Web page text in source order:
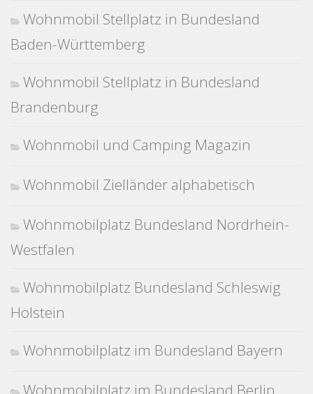
Wohnmobil Stellplatz in Bundesland
Baden-Württemberg
Wohnmobil Stellplatz in Bundesland
Brandenburg
Wohnmobil und Camping Magazin
Wohnmobil Zielländer alphabetisch
Wohnmobilplatz Bundesland Nordrhein-
Westfalen
Wohnmobilplatz Bundesland Schleswig
Holstein
Wohnmobilplatz im Bundesland Bayern
Wohnmobilplatz im Bundesland Berlin